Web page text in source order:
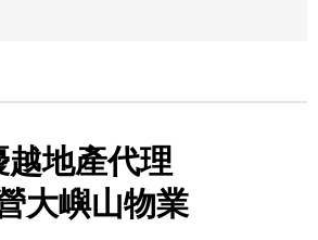
越地產代理
大嶼山物業